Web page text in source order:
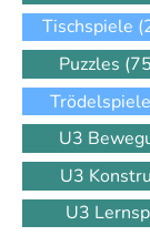
Tischspiele
Puzzles
Trödelspiele
U3
U3
U3